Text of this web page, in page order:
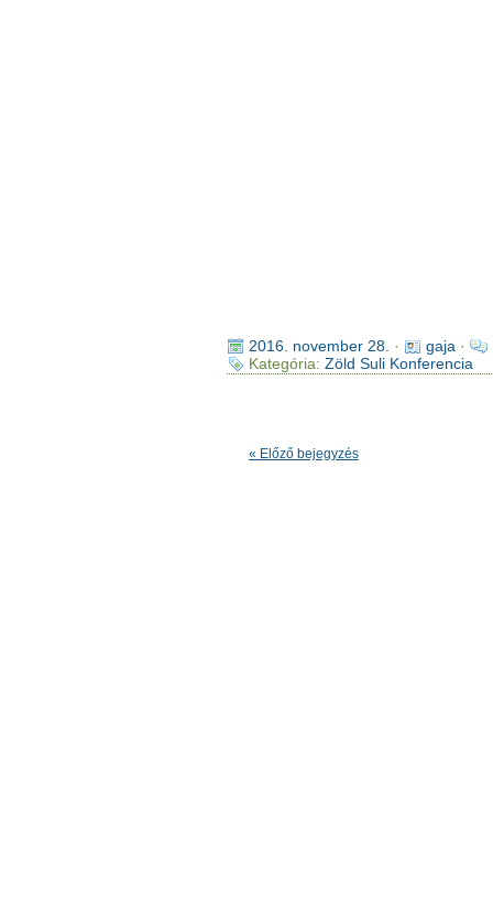
2016. november 28. · gaja ·
Kategória: Zöld Suli Konferencia
« Előző bejegyzés